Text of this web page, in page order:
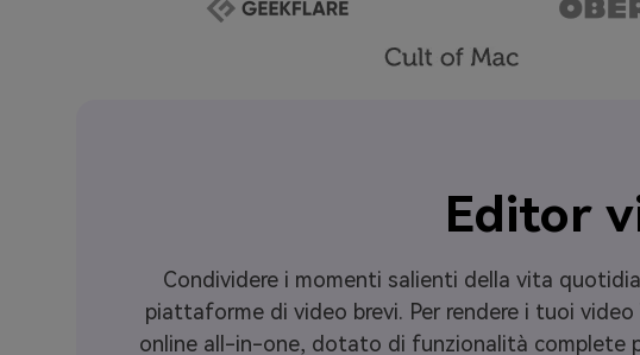
Editor
Condividere i momenti salienti della vita
piattaforme di video brevi. Per rendere i tuoi video
online all-in-one, dotato di funzionalità complete